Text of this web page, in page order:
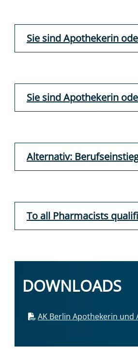
Sie sind Apothekerin
Sie sind Apothekerin
Alternativ:
To all Pharmacists
DOWNLOADS
AK Berlin Apothekerin